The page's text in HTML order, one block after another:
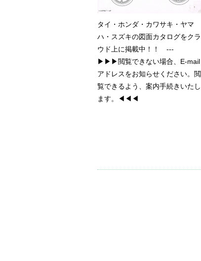
タイ・ホンダ・カワサキ・ヤマ
ハ・スズキの図面カタログをクラ
ウド上に掲載中！！ ---
▶▶▶閲覧できない場合、E-mail
アドレスをお知らせください。閲
覧できるよう、案内手続きいたし
ます。◀◀◀